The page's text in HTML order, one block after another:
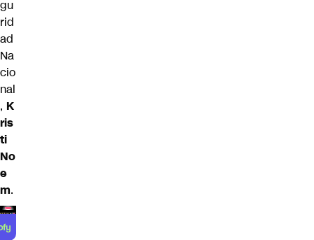
gu
rid
ad
Na
cio
nal
, K
ris
ti
No
e
m.